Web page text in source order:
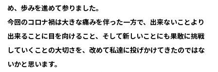
め、歩みを進めて参りました。
今回のコロナ禍は大きな痛みを伴った一方で、出来ないことより
出来ることに目を向けること、そして新しいことにも果敢に挑戦
していくことの大切さを、改めて私達に投げかけてきたのではな
いかと思います。